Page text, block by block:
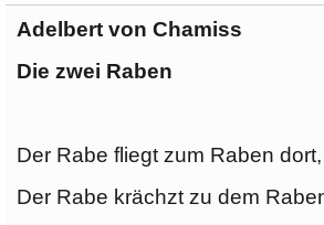
Adelbert von Chamiss
Die zwei Raben
Der Rabe fliegt zum Raben dort,
Der Rabe krächzt zu dem